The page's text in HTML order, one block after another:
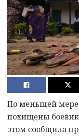
По меньшей мере
похищены
этом сообщила